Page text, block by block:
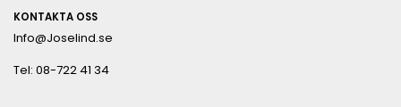
KONTAKTA OSS
Info@Joselind.se
Tel: 08-722 41 34